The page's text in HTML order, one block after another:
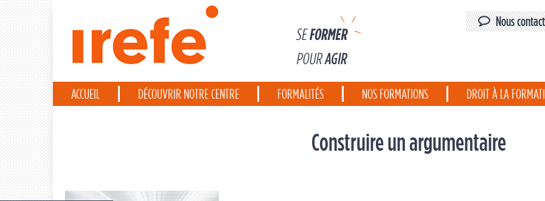
Nous
ACCUEIL DÉCOUVRIR NOTRE CENTRE FORMALITÉS NOS FORMATIONS DROIT À LA
Construire un argumentaire
Panneau de gestion des cookies